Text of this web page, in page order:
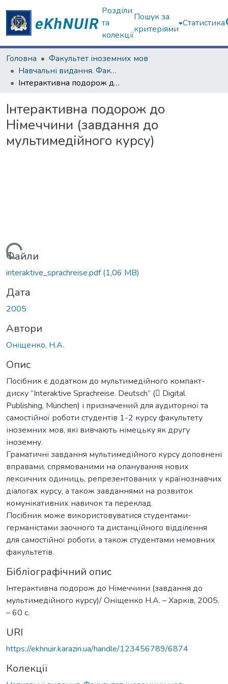
Розділи
та
колекції
Пошук за
критеріями
Статистика
Головна
Факультет іноземних мов
Навчальні видання. Факультет іноземних мов
Інтерактивна подорож до Німеччини (завдання до мультимедійного курсу)
Інтерактивна подорож до
Німеччини (завдання до
мультимедійного курсу)
Вантажиться...
Файли
interaktive_sprachreise.pdf(1,06 MB)
Дата
2005
Автори
Оніщенко, Н.А.
Опис
Посібник є додатком до мультимедійного компакт-
диску “Interaktive Sprachreise. Deutsch” ( Digital
Publishing, München) і призначений для аудиторної та
самостійної роботи студентів 1-2 курсу факультету
іноземних мов, які вивчають німецьку як другу
іноземну.
Граматичні завдання мультимедійного курсу доповнені
вправами, спрямованими на опанування нових
лексичних одиниць, репрезентованих у країнознавчих
діалогах курсу, а також завданнями на розвиток
комунікативних навичок та переклад.
Посібник може використовуватися студентами-
германістами заочного та дистанційного відділення
для самостійної роботи, а також студентами немовних
факультетів.
Бібліографічний опис
Інтерактивна подорож до Німеччини (завдання до
мультимедійного курсу)/ Оніщенко Н.А. – Харків, 2005.
– 60 с.
URI
https://ekhnuir.karazin.ua/handle/123456789/6874
Колекції